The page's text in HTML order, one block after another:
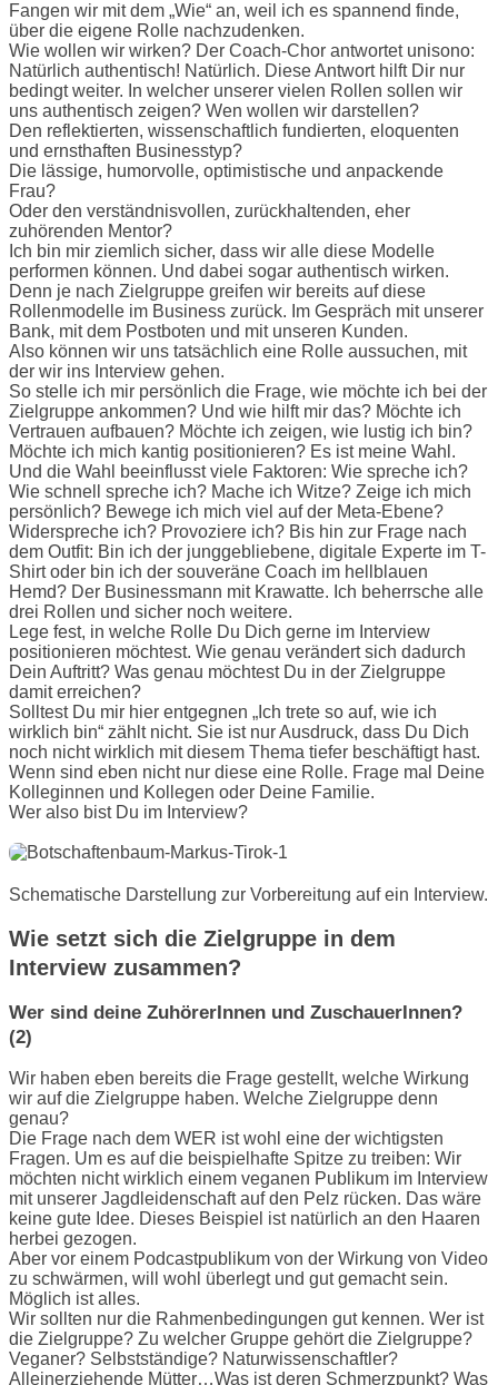
Fangen wir mit dem „Wie“ an, weil ich es spannend finde,
über die eigene Rolle nachzudenken.
Wie wollen wir wirken? Der Coach-Chor antwortet unisono:
Natürlich authentisch! Natürlich. Diese Antwort hilft Dir nur
bedingt weiter. In welcher unserer vielen Rollen sollen wir
uns authentisch zeigen? Wen wollen wir darstellen?
Den reflektierten, wissenschaftlich fundierten, eloquenten
und ernsthaften Businesstyp?
Die lässige, humorvolle, optimistische und anpackende
Frau?
Oder den verständnisvollen, zurückhaltenden, eher
zuhörenden Mentor?
Ich bin mir ziemlich sicher, dass wir alle diese Modelle
performen können. Und dabei sogar authentisch wirken.
Denn je nach Zielgruppe greifen wir bereits auf diese
Rollenmodelle im Business zurück. Im Gespräch mit unserer
Bank, mit dem Postboten und mit unseren Kunden.
Also können wir uns tatsächlich eine Rolle aussuchen, mit
der wir ins Interview gehen.
So stelle ich mir persönlich die Frage, wie möchte ich bei der
Zielgruppe ankommen? Und wie hilft mir das? Möchte ich
Vertrauen aufbauen? Möchte ich zeigen, wie lustig ich bin?
Möchte ich mich kantig positionieren? Es ist meine Wahl.
Und die Wahl beeinflusst viele Faktoren: Wie spreche ich?
Wie schnell spreche ich? Mache ich Witze? Zeige ich mich
persönlich? Bewege ich mich viel auf der Meta-Ebene?
Widerspreche ich? Provoziere ich? Bis hin zur Frage nach
dem Outfit: Bin ich der junggebliebene, digitale Experte im T-
Shirt oder bin ich der souveräne Coach im hellblauen
Hemd? Der Businessmann mit Krawatte. Ich beherrsche alle
drei Rollen und sicher noch weitere.
Lege fest, in welche Rolle Du Dich gerne im Interview
positionieren möchtest. Wie genau verändert sich dadurch
Dein Auftritt? Was genau möchtest Du in der Zielgruppe
damit erreichen?
Solltest Du mir hier entgegnen „Ich trete so auf, wie ich
wirklich bin“ zählt nicht. Sie ist nur Ausdruck, dass Du Dich
noch nicht wirklich mit diesem Thema tiefer beschäftigt hast.
Wenn sind eben nicht nur diese eine Rolle. Frage mal Deine
Kolleginnen und Kollegen oder Deine Familie.
Wer also bist Du im Interview?
Schematische Darstellung zur Vorbereitung auf ein Interview.
Wie setzt sich die Zielgruppe in dem
Interview zusammen?
Wer sind deine ZuhörerInnen und ZuschauerInnen?
(2)
Wir haben eben bereits die Frage gestellt, welche Wirkung
wir auf die Zielgruppe haben. Welche Zielgruppe denn
genau?
Die Frage nach dem WER ist wohl eine der wichtigsten
Fragen. Um es auf die beispielhafte Spitze zu treiben: Wir
möchten nicht wirklich einem veganen Publikum im Interview
mit unserer Jagdleidenschaft auf den Pelz rücken. Das wäre
keine gute Idee. Dieses Beispiel ist natürlich an den Haaren
herbei gezogen.
Aber vor einem Podcastpublikum von der Wirkung von Video
zu schwärmen, will wohl überlegt und gut gemacht sein.
Möglich ist alles.
Wir sollten nur die Rahmenbedingungen gut kennen. Wer ist
die Zielgruppe? Zu welcher Gruppe gehört die Zielgruppe?
Veganer? Selbstständige? Naturwissenschaftler?
Alleinerziehende Mütter…Was ist deren Schmerzpunkt? Was